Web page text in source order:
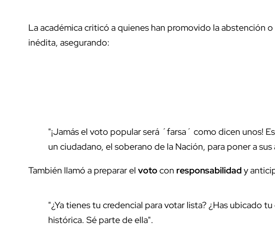
La académica criticó a quienes han promovido la abstención o
inédita, asegurando:
"¡Jamás el voto popular será ´farsa´ como dicen unos!
un ciudadano, el soberano de la Nación, para poner a
También llamó a preparar el votocon responsabilidady
"¿Ya tienes tu credencial para votar lista? ¿Has ubicado
histórica. Sé parte de ella".